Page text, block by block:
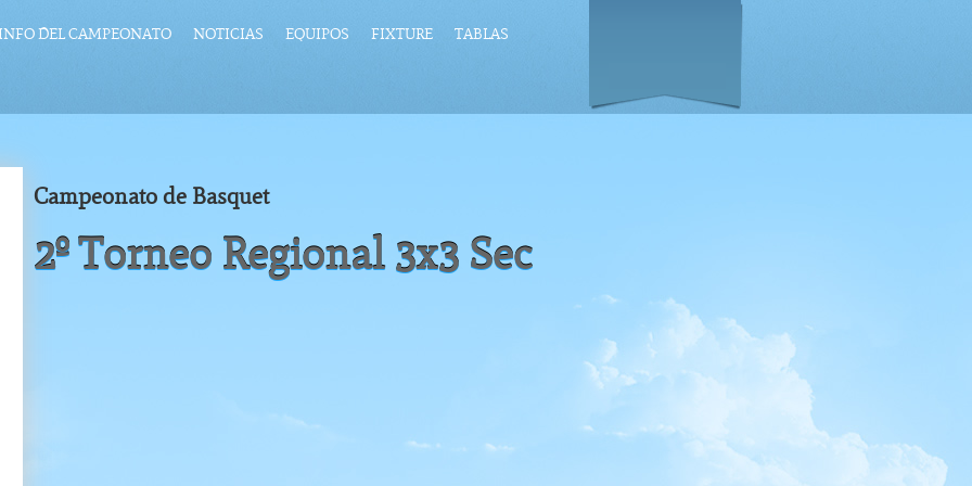
DEL CAMPEONATO NOTICIAS EQUIPOS FIXTURE TABLAS
Campeonato de Basquet
2º Torneo Regional 3x3 Sec